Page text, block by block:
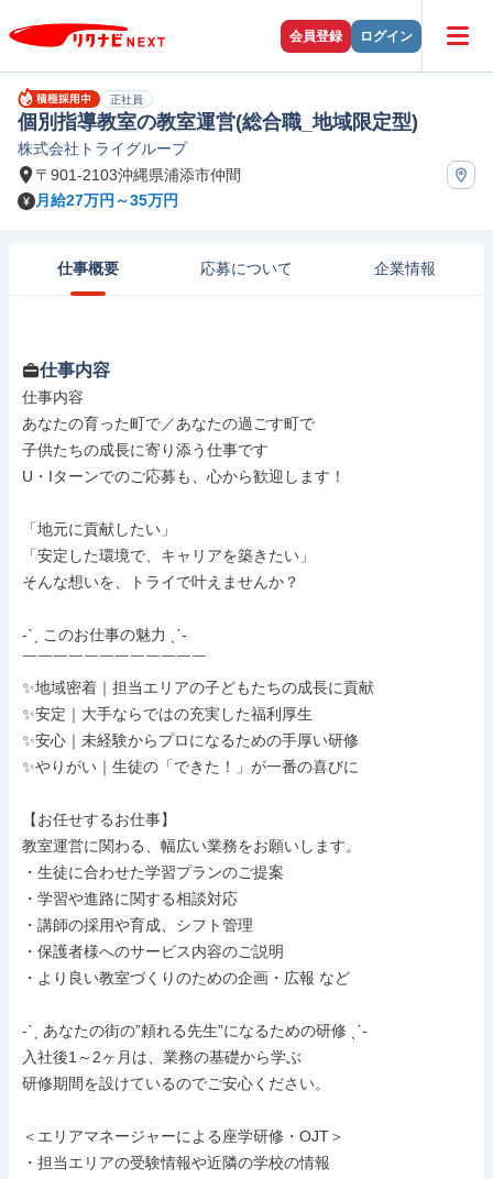
会員登録 ログイン
正社員
個別指導教室の教室運営(総合職_地域限定型)
株式会社トライグループ
〒901-2103沖縄県浦添市仲間
月給27万円～35万円
仕事概要 応募について 企業情報
仕事内容
仕事内容
あなたの育った町で／あなたの過ごす町で
子供たちの成長に寄り添う仕事です
U・Iターンでのご応募も、心から歓迎します！
「地元に貢献したい」
「安定した環境で、キャリアを築きたい」
そんな想いを、トライで叶えませんか？
-ˋˏ このお仕事の魅力 ˎˊ-
￣￣￣￣￣￣￣￣￣￣￣￣
✨地域密着｜担当エリアの子どもたちの成長に貢献
✨安定｜大手ならではの充実した福利厚生
✨安心｜未経験からプロになるための手厚い研修
✨やりがい｜生徒の「できた！」が一番の喜びに
【お任せするお仕事】
教室運営に関わる、幅広い業務をお願いします。
・生徒に合わせた学習プランのご提案
・学習や進路に関する相談対応
・講師の採用や育成、シフト管理
・保護者様へのサービス内容のご説明
・より良い教室づくりのための企画・広報 など
-ˋˏ あなたの街の”頼れる先生”になるための研修 ˎˊ-
入社後1～2ヶ月は、業務の基礎から学ぶ
研修期間を設けているのでご安心ください。
＜エリアマネージャーによる座学研修・OJT＞
・担当エリアの受験情報や近隣の学校の情報